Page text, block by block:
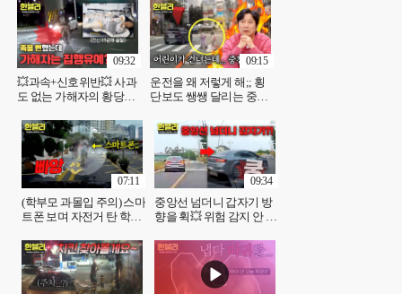
💥과속+신호위반💥 사과
도 없는 가해자의 황당한
방송
09:32
운전을 왜 저렇게 해;; 횡
단보도 쌩쌩 달리는 중침
251203 방송
09:15
(학부모 과몰입 주의) 스마
트폰 보며 자전거 탄 학생
방송
07:11
중앙선 넘더니 갑자기 방
향을 휙💥 위험 감지 안 한
251203 방송
09:34